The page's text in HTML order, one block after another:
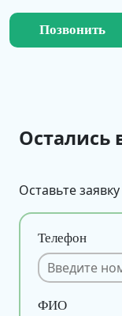
Позвонить
Остались
Оставьте заявку
Телефон
ФИО